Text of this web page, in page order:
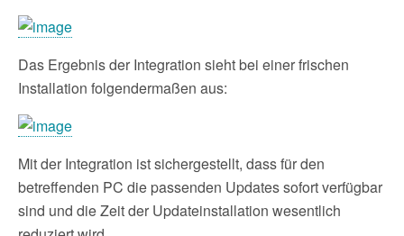
Das Ergebnis der Integration sieht bei einer frischen
Installation folgendermaßen aus:
Mit der Integration ist sichergestellt, dass für den
betreffenden PC die passenden Updates sofort verfügbar
sind und die Zeit der Updateinstallation wesentlich